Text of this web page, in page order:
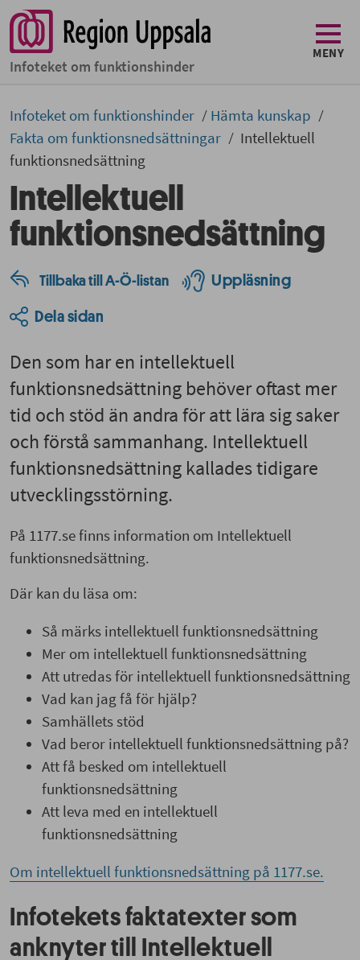
Infoteket om funktionshinder
MENY
Infoteket om funktionshinder
Hämta kunskap
Fakta om funktionsnedsättningar
Intellektuell
funktionsnedsättning
Intellektuell
funktionsnedsättning
Tillbaka till A-Ö-listan Uppläsning
Dela sidan
Den som har en intellektuell
funktionsnedsättning behöver oftast mer
tid och stöd än andra för att lära sig saker
och förstå sammanhang. Intellektuell
funktionsnedsättning kallades tidigare
utvecklingsstörning.
På 1177.se finns information om Intellektuell
funktionsnedsättning.
Där kan du läsa om:
Så märks intellektuell funktionsnedsättning
Mer om intellektuell funktionsnedsättning
Att utredas för intellektuell funktionsnedsättning
Vad kan jag få för hjälp?
Samhällets stöd
Vad beror intellektuell funktionsnedsättning på?
Att få besked om intellektuell
funktionsnedsättning
Att leva med en intellektuell
funktionsnedsättning
Om intellektuell funktionsnedsättning på 1177.se.
Infotekets faktatexter som
anknyter till Intellektuell